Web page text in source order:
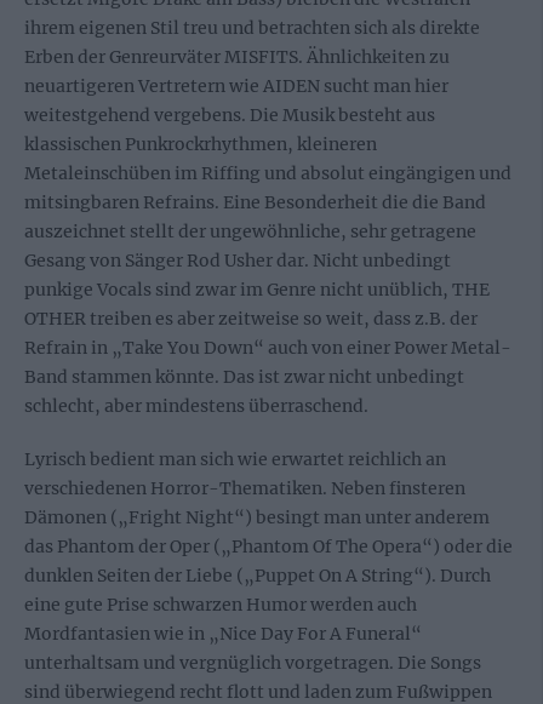
ihrem eigenen Stil treu und betrachten sich als direkte
Erben der Genreurväter MISFITS. Ähnlichkeiten zu
neuartigeren Vertretern wie AIDEN sucht man hier
weitestgehend vergebens. Die Musik besteht aus
klassischen Punkrockrhythmen, kleineren
Metaleinschüben im Riffing und absolut eingängigen und
mitsingbaren Refrains. Eine Besonderheit die die Band
auszeichnet stellt der ungewöhnliche, sehr getragene
Gesang von Sänger Rod Usher dar. Nicht unbedingt
punkige Vocals sind zwar im Genre nicht unüblich, THE
OTHER treiben es aber zeitweise so weit, dass z.B. der
Refrain in „Take You Down“ auch von einer Power Metal-
Band stammen könnte. Das ist zwar nicht unbedingt
schlecht, aber mindestens überraschend.
Lyrisch bedient man sich wie erwartet reichlich an
verschiedenen Horror-Thematiken. Neben finsteren
Dämonen („Fright Night“) besingt man unter anderem
das Phantom der Oper („Phantom Of The Opera“) oder die
dunklen Seiten der Liebe („Puppet On A String“). Durch
eine gute Prise schwarzen Humor werden auch
Mordfantasien wie in „Nice Day For A Funeral“
unterhaltsam und vergnüglich vorgetragen. Die Songs
sind überwiegend recht flott und laden zum Fußwippen